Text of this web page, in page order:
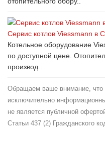
Сервис котлов Viessmann в
Котельное оборудование
по доступной цене.
производ..
Обращаем ваше внимание, что
исключительно
не является публичной
Статьи 437 (2) Гражданского